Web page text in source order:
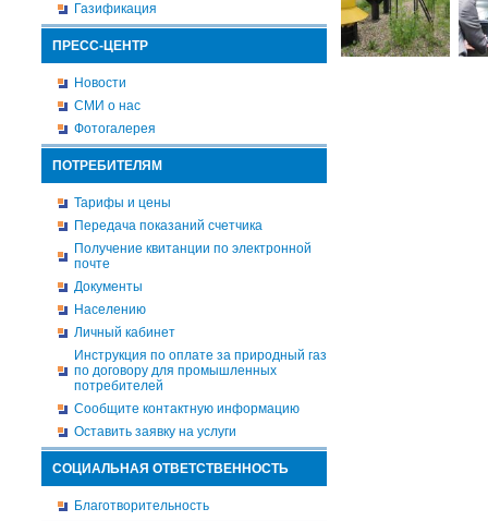
Газификация
ПРЕСС-ЦЕНТР
Новости
СМИ о нас
Фотогалерея
ПОТРЕБИТЕЛЯМ
Тарифы и цены
Передача показаний счетчика
Получение квитанции по электронной
почте
Документы
Населению
Личный кабинет
Инструкция по оплате за природный газ
по договору для промышленных
потребителей
Сообщите контактную информацию
Оставить заявку на услуги
СОЦИАЛЬНАЯ ОТВЕТСТВЕННОСТЬ
Благотворительность